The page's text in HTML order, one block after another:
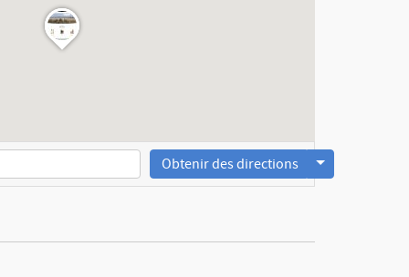
Obtenir des directions